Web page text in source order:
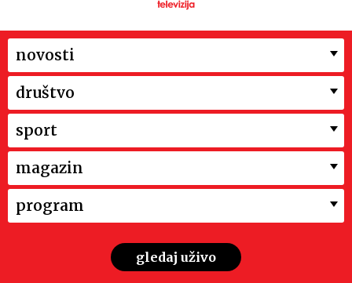
novosti
društvo
sport
magazin
program
gledaj uživo